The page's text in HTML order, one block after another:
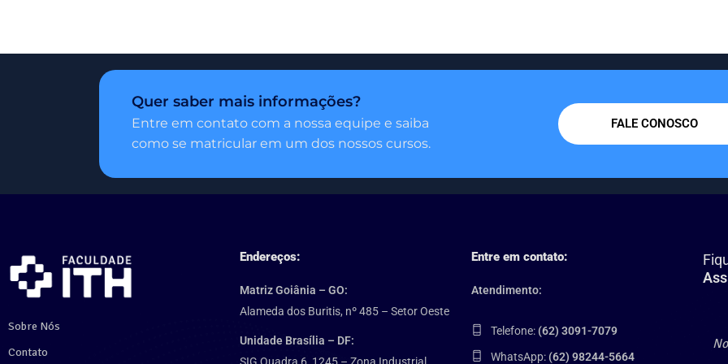
Quer saber mais informações?
Entre em contato com a nossa equipe e saiba
como se matricular em um dos nossos cursos.
FALE CONOSCO
Sobre Nós
Contato
Endereços:
Matriz Goiânia – GO:
Alameda dos Buritis, nº 485 – Setor Oeste
Unidade Brasília – DF:
Entre em contato:
Atendimento:
Telefone: (62) 3091-7079
WhatsApp: (62) 98244-5664